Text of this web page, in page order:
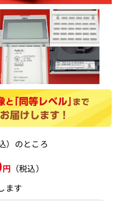
）のところ
円 （税込）
ます